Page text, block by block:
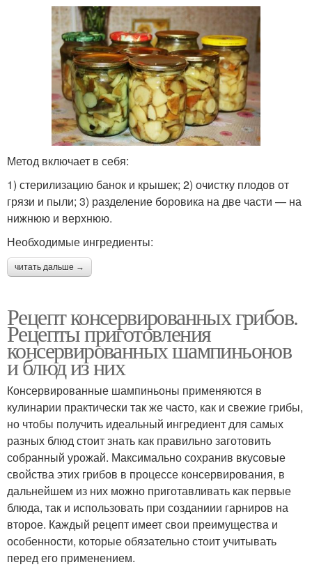
Метод включает в себя:
1) стерилизацию банок и крышек; 2) очистку плодов от
грязи и пыли; 3) разделение боровика на две части — на
нижнюю и верхнюю.
Необходимые ингредиенты:
читать дальше →
Рецепт консервированных грибов.
Рецепты приготовления
консервированных шампиньонов
и блюд из них
Консервированные шампиньоны применяются в
кулинарии практически так же часто, как и свежие грибы,
но чтобы получить идеальный ингредиент для самых
разных блюд стоит знать как правильно заготовить
собранный урожай. Максимально сохранив вкусовые
свойства этих грибов в процессе консервирования, в
дальнейшем из них можно приготавливать как первые
блюда, так и использовать при созданиии гарниров на
второе. Каждый рецепт имеет свои преимущества и
особенности, которые обязательно стоит учитывать
перед его применением.